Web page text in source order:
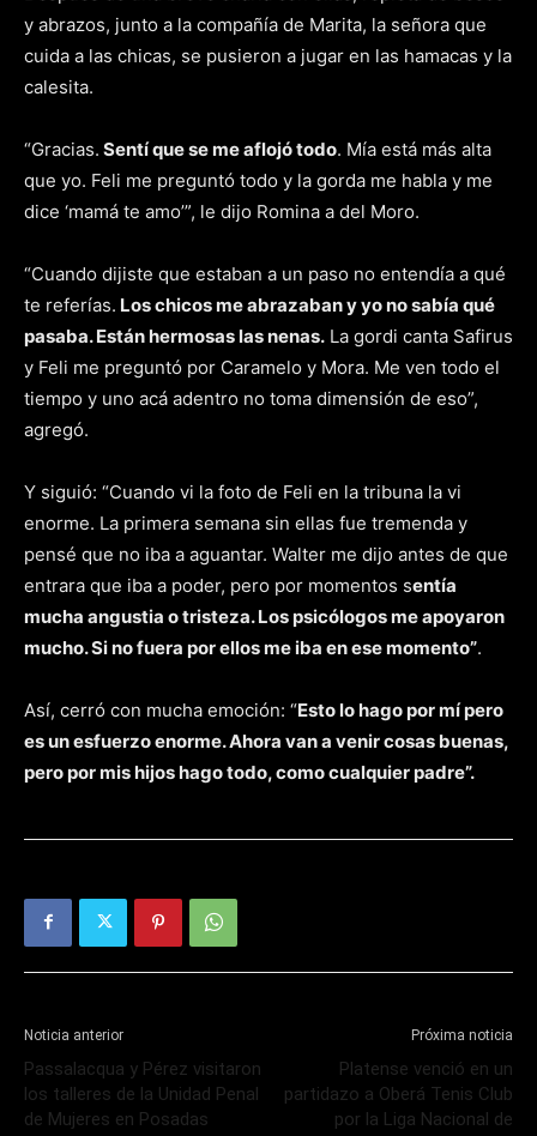
y abrazos, junto a la compañía de Marita, la señora que
cuida a las chicas, se pusieron a jugar en las hamacas y la
calesita.
“Gracias. Sentí que se me aflojó todo. Mía está más alta
que yo. Feli me preguntó todo y la gorda me habla y me
dice ‘mamá te amo’”, le dijo Romina a del Moro.
“​Cuando dijiste que estaban a un paso no entendía a qué
te referías. Los chicos me abrazaban y yo no sabía qué
pasaba. Están hermosas las nenas. La gordi canta Safirus
y Feli me preguntó por Caramelo y Mora. Me ven todo el
tiempo y uno acá adentro no toma dimensión de eso”,
agregó.
Y siguió: “Cuando vi la foto de Feli en la tribuna la vi
enorme. La primera semana sin ellas fue tremenda y
pensé que no iba a aguantar. Walter me dijo antes de que
entrara que iba a poder, pero por momentos sentía
mucha angustia o tristeza. Los psicólogos me apoyaron
mucho. Si no fuera por ellos me iba en ese momento”.
Así, cerró con mucha emoción: “Esto lo hago por mí pero
es un esfuerzo enorme. Ahora van a venir cosas buenas,
pero por mis hijos hago todo, como cualquier padre”.
Noticia anterior
Passalacqua y Pérez visitaron
los talleres de la Unidad Penal
de Mujeres en Posadas
Próxima noticia
Platense venció en un
partidazo a Oberá Tenis Club
por la Liga Nacional de